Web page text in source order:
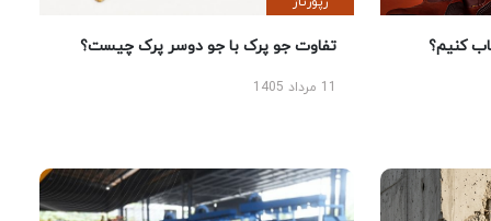
کنیم؟ تفاوت جو پرک با جو دوسر پرک چیست؟